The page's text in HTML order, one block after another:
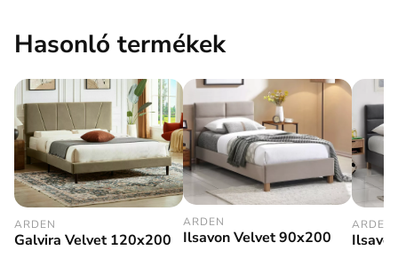
Hasonló termékek
ARDEN
Galvira Velvet 120x200
ARDEN
Ilsavon Velvet 90x200
ARDEN